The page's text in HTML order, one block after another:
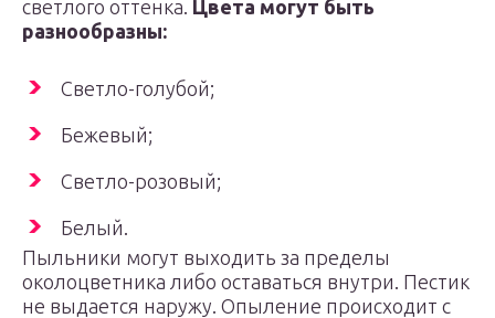
светлого оттенка. Цвета могут быть
разнообразны:
Светло-голубой;
Бежевый;
Светло-розовый;
Белый.
Пыльники могут выходить за пределы
околоцветника либо оставаться внутри. Пестик
не выдается наружу. Опыление происходит с